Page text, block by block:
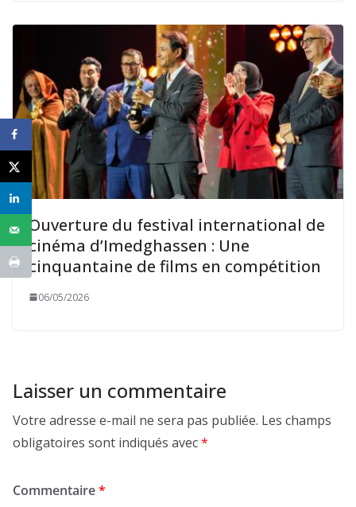
Ouverture du festival international de
cinéma d’Imedghassen : Une
cinquantaine de films en compétition
06/05/2026
Laisser un commentaire
Votre adresse e-mail ne sera pas publiée. Les champs
obligatoires sont indiqués avec*
Commentaire*